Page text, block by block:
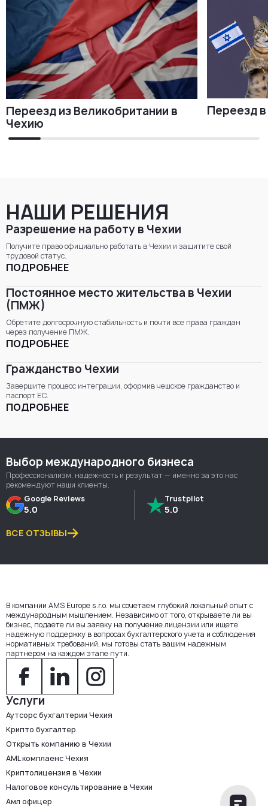
Переезд из Великобритании в
Чехию
Переезд
НАШИ РЕШЕНИЯ
Разрешение на работу в Чехии
Получите право официально работать в Чехии и защитите свой
трудовой статус.
ПОДРОБНЕЕ
Постоянное место жительства в Чехии
(ПМЖ)
Обретите долгосрочную стабильность и почти все права граждан
через получение ПМЖ.
ПОДРОБНЕЕ
Гражданство Чехии
Завершите процесс интеграции, оформив чешское гражданство и
паспорт ЕС.
ПОДРОБНЕЕ
Выбор международного бизнеса
Профессионализм, надежность и результат — именно за это нас
рекомендуют наши клиенты.
Google Reviews
5.0
Trustpilot
5.0
ВСЕ ОТЗЫВЫ
В компании AMS Europe s.r.o. мы сочетаем глубокий локальный опыт с
международным мышлением. Независимо от того, открываете ли вы
бизнес, подаете ли вы заявку на получение лицензии или ищете
надежную поддержку в вопросах бухгалтерского учета и соблюдения
нормативных требований, мы готовы стать вашим надежным
партнером на каждом этапе пути.
Услуги
Аутсорс бухгалтерии Чехия
Крипто бухгалтер
Открыть компанию в Чехии
AML комплаенс Чехия
Криптолицензия в Чехии
Налоговое консультирование в Чехии
Амл офицер